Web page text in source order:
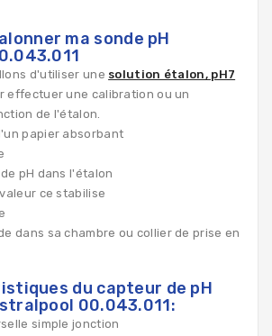
ma sonde pH
d'utiliser une solution étalon, pH7
effectuer une calibration ou un
de l'étalon.
papier absorbant
pH dans l'étalon
ce stabilise
dans sa chambre ou collier de prise en
du capteur de pH
00.043.011:
simple jonction